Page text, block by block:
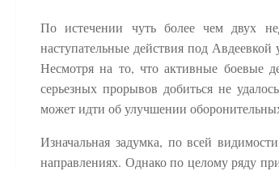
По истечении чуть более чем двух
наступательные действия под
Несмотря на то, что активные боевые
серьезных прорывов добиться не
может идти об улучшении
Изначальная задумка, по всей
направлениях. Однако по целому ряду